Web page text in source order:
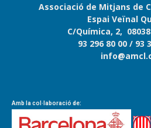
Associació de Mitjans de
Espai Veïnal
C/Química, 2,
93 296 80 00 / 93
Amb la col·laboració de: